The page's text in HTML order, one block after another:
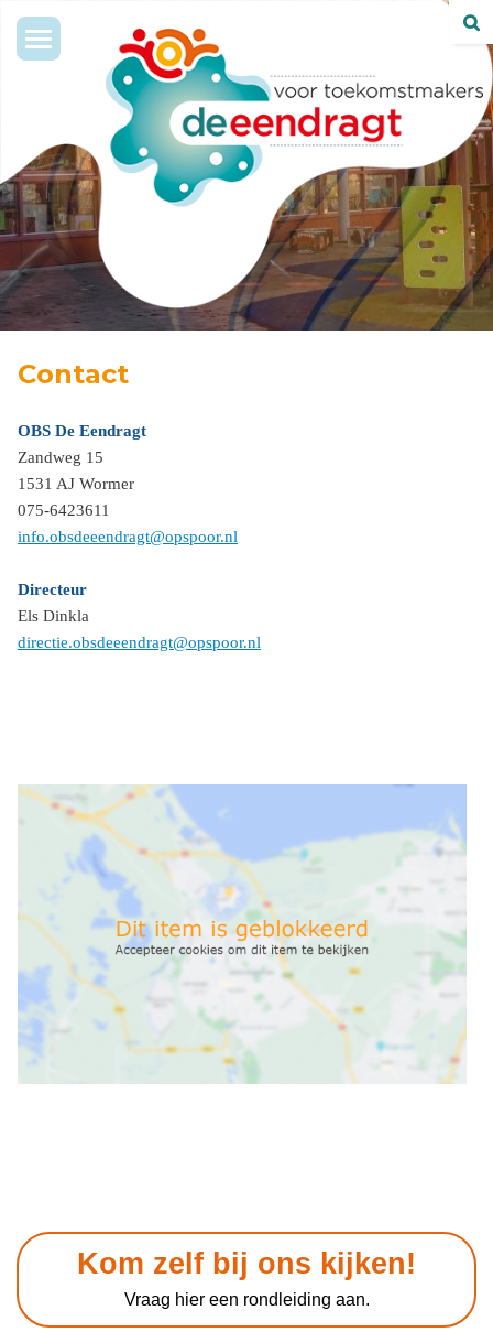
Toggle
navigation
Contact
OBS De Eendragt
Zandweg 15
1531 AJ Wormer
075-6423611
info.obsdeeendragt@opspoor.nl
Directeur
Els Dinkla
directie.obsdeeendragt@opspoor.nl
Kom zelf bij ons kijken!
Vraag hier een rondleiding aan.